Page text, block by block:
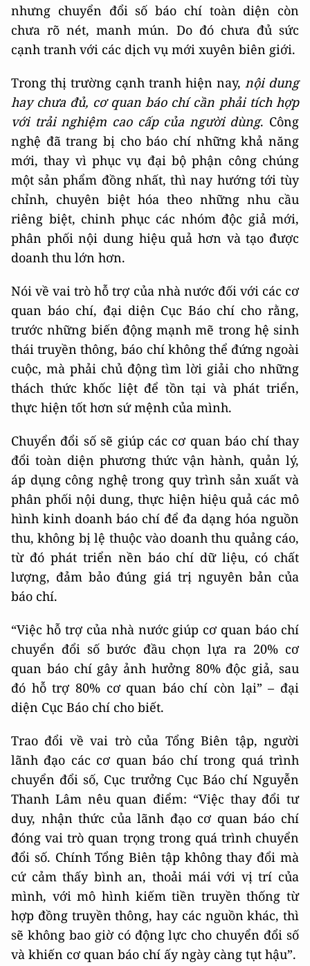
nhưng chuyển đổi số báo chí toàn diện còn
chưa rõ nét, manh mún. Do đó chưa đủ sức
cạnh tranh với các dịch vụ mới xuyên biên giới.
Trong thị trường cạnh tranh hiện nay, nội dung
hay chưa đủ, cơ quan báo chí cần phải tích hợp
với trải nghiệm cao cấp của người dùng. Công
nghệ đã trang bị cho báo chí những khả năng
mới, thay vì phục vụ đại bộ phận công chúng
một sản phẩm đồng nhất, thì nay hướng tới tùy
chỉnh, chuyên biệt hóa theo những nhu cầu
riêng biệt, chinh phục các nhóm độc giả mới,
phân phối nội dung hiệu quả hơn và tạo được
doanh thu lớn hơn.
Nói về vai trò hỗ trợ của nhà nước đối với các cơ
quan báo chí, đại diện Cục Báo chí cho rằng,
trước những biến động mạnh mẽ trong hệ sinh
thái truyền thông, báo chí không thể đứng ngoài
cuộc, mà phải chủ động tìm lời giải cho những
thách thức khốc liệt để tồn tại và phát triển,
thực hiện tốt hơn sứ mệnh của mình.
Chuyển đổi số sẽ giúp các cơ quan báo chí thay
đổi toàn diện phương thức vận hành, quản lý,
áp dụng công nghệ trong quy trình sản xuất và
phân phối nội dung, thực hiện hiệu quả các mô
hình kinh doanh báo chí để đa dạng hóa nguồn
thu, không bị lệ thuộc vào doanh thu quảng cáo,
từ đó phát triển nền báo chí dữ liệu, có chất
lượng, đảm bảo đúng giá trị nguyên bản của
báo chí.
“Việc hỗ trợ của nhà nước giúp cơ quan báo chí
chuyển đổi số bước đầu chọn lựa ra 20% cơ
quan báo chí gây ảnh hưởng 80% độc giả, sau
đó hỗ trợ 80% cơ quan báo chí còn lại” – đại
diện Cục Báo chí cho biết.
Trao đổi về vai trò của Tổng Biên tập, người
lãnh đạo các cơ quan báo chí trong quá trình
chuyển đổi số, Cục trưởng Cục Báo chí Nguyễn
Thanh Lâm nêu quan điểm: “Việc thay đổi tư
duy, nhận thức của lãnh đạo cơ quan báo chí
đóng vai trò quan trọng trong quá trình chuyển
đổi số. Chính Tổng Biên tập không thay đổi mà
cứ cảm thấy bình an, thoải mái với vị trí của
mình, với mô hình kiếm tiền truyền thống từ
hợp đồng truyền thông, hay các nguồn khác, thì
sẽ không bao giờ có động lực cho chuyển đổi số
và khiến cơ quan báo chí ấy ngày càng tụt hậu”.